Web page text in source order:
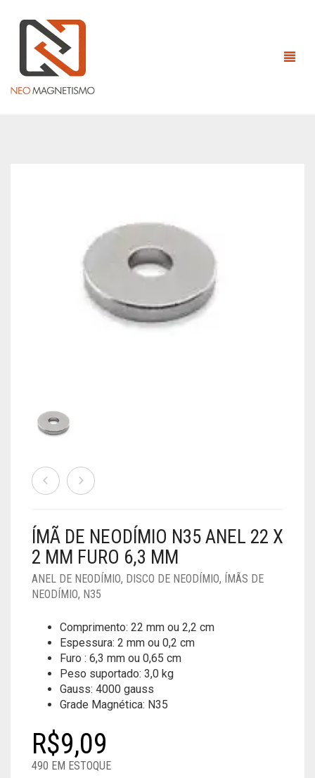
ÍMÃS DE ALNICO
DISCO
ÍMÃS DE NEODÍMIO
CUBO
ESFERA
CILINDRO
DISCO
BLOCOS
CUBO
EQUIPAMENTOS MAGNÉTICOS
ÍMÃ DE NEODÍMIO N35 ANEL 22 X
2 MM FURO 6,3 MM
ANEL DE NEODÍMIO, DISCO DE NEODÍMIO, ÍMÃS DE
NEODÍMIO, N35
Comprimento: 22 mm ou 2,2 cm
Espessura: 2 mm ou 0,2 cm
Furo : 6,3 mm ou 0,65 cm
Peso suportado: 3,0 kg
Gauss: 4000 gauss
Grade Magnética: N35
R$9,09
490 EM ESTOQUE